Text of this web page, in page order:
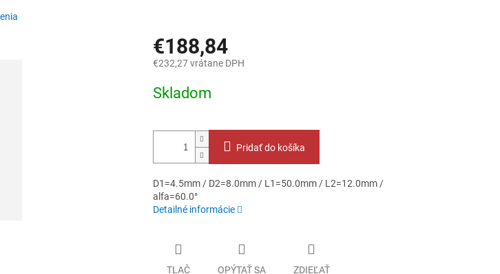
€188,84
€232,27 vrátane DPH
cena:
Skladom
Pridať do košíka
D1=4.5mm / D2=8.0mm / L1=50.0mm / L2=12.0mm /
alfa=60.0°
Detailné informácie
TLAČ OPÝTAŤ SA ZDIEĽAŤ